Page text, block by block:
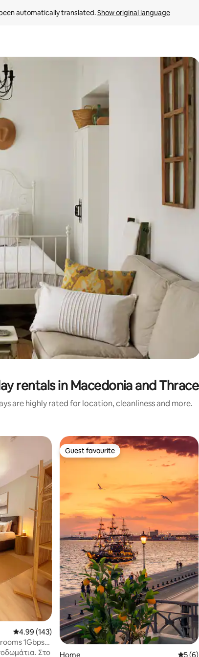
automatically translated. Show original language
or explore by touch or swipe gestures.
rentals in Macedonia and Thrace
are highly rated for location, cleanliness and more.
4.99 out of 5 average rating, 143 reviews
4.99 (143)
1Gbps
Στο
Guest favourite
Guest favourite
Home 5 out
5 (6)